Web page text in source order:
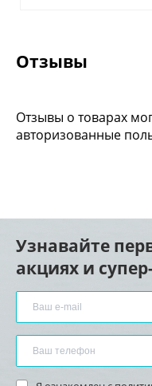
Отзывы
Отзывы о товарах
авторизованные
Узнавайте
акциях и